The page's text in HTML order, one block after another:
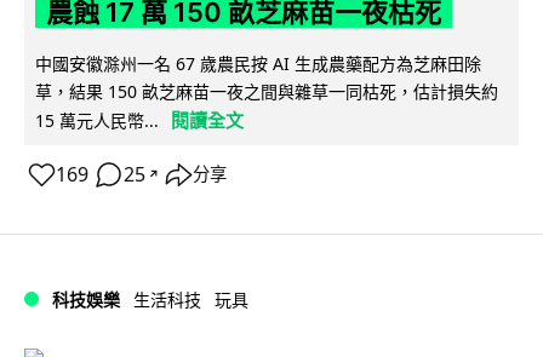
農蝕 17 萬 150 畝芝麻苗一夜枯死
中國安徽滁州一名 67 歲農民按 AI 生成農藥配方為芝麻田除
草，結果 150 畝芝麻苗一夜之間與雜草一同枯死，估計損失約
15 萬元人民幣...
閱讀全文
169 25 ↗ 分享
科技娛樂 生活科技 玩具